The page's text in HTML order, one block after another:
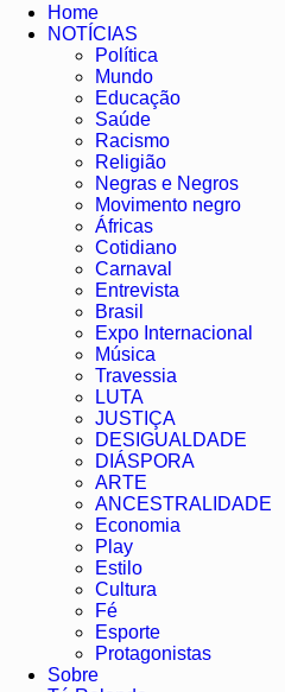
Home
NOTÍCIAS
Política
Mundo
Educação
Saúde
Racismo
Religião
Negras e Negros
Movimento negro
Áfricas
Cotidiano
Carnaval
Entrevista
Brasil
Expo Internacional
Música
Travessia
LUTA
JUSTIÇA
DESIGUALDADE
DIÁSPORA
ARTE
ANCESTRALIDADE
Economia
Play
Estilo
Cultura
Fé
Esporte
Protagonistas
Sobre